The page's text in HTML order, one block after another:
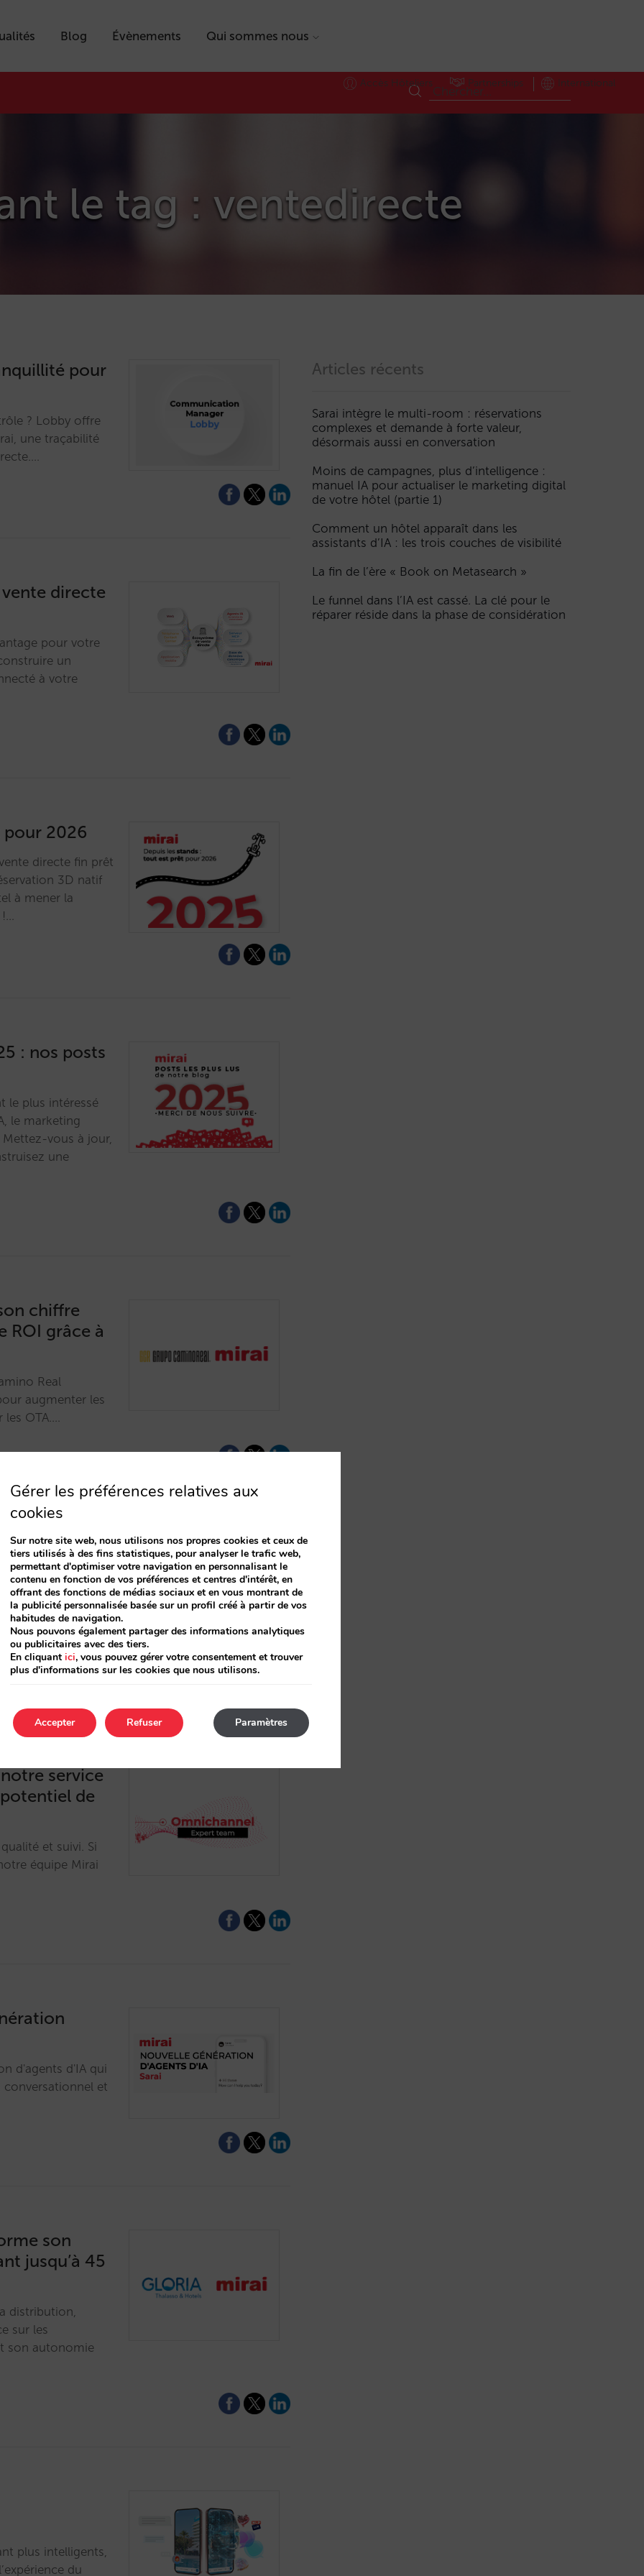
Blog Évènements Qui sommes nous
Accès Hôteliers Partnerships International
le tag : ventedirecte
pour
? Lobby offre
une traçabilité
vente directe
pour votre
un
à votre
pour 2026
directe fin prêt
3D natif
à mener la
!…
: nos posts
le plus intéressé
le marketing
Mettez-vous à jour,
une
chiffre
ROI grâce à
Real
augmenter les
les OTA.…
feront dire «
sur votre
réservation de
service
de
et suivi. Si
équipe Mirai
d'agents d'IA qui
et
son
jusqu’à 45
distribution,
sur les
son autonomie
plus intelligents,
du
Articles récents
Sarai intègre le multi-room : réservations
complexes et demande à forte valeur,
désormais aussi en conversation
Moins de campagnes, plus d’intelligence :
manuel IA pour actualiser le marketing digital
de votre hôtel (partie 1)
Comment un hôtel apparaît dans les
assistants d’IA : les trois couches de visibilité
La fin de l’ère « Book on Metasearch »
Le funnel dans l’IA est cassé. La clé pour le
réparer réside dans la phase de considération
Gérer les préférences relatives aux
cookies
Sur notre site web, nous utilisons nos propres cookies et ceux de
tiers utilisés à des fins statistiques, pour analyser le trafic web,
permettant d'optimiser votre navigation en personnalisant le
contenu en fonction de vos préférences et centres d'intérêt, en
offrant des fonctions de médias sociaux et en vous montrant de
la publicité personnalisée basée sur un profil créé à partir de vos
habitudes de navigation.
Nous pouvons également partager des informations analytiques
ou publicitaires avec des tiers.
En cliquant ici, vous pouvez gérer votre consentement et trouver
plus d'informations sur les cookies que nous utilisons.
Accepter Paramètres
Refuser